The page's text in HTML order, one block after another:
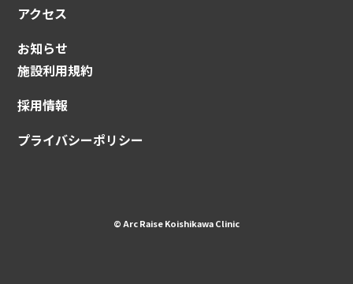
アクセス
お知らせ
施設利用規約
採用情報
プライバシーポリシー
© Arc Raise Koishikawa Clinic